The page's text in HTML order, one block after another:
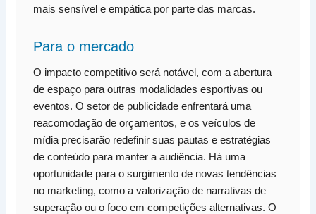
mais sensível e empática por parte das marcas.
Para o mercado
O impacto competitivo será notável, com a abertura
de espaço para outras modalidades esportivas ou
eventos. O setor de publicidade enfrentará uma
reacomodação de orçamentos, e os veículos de
mídia precisarão redefinir suas pautas e estratégias
de conteúdo para manter a audiência. Há uma
oportunidade para o surgimento de novas tendências
no marketing, como a valorização de narrativas de
superação ou o foco em competições alternativas. O